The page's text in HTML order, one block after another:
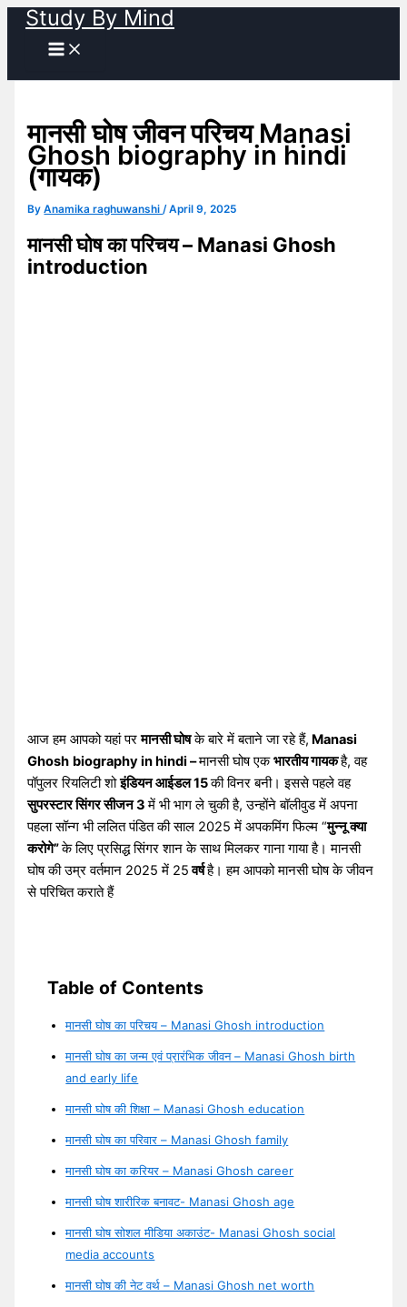
Skip
content
Study By Mind
मानसी घोष जीवन परिचय Manasi
Ghosh biography in hindi
(गायक)
ByAnamika raghuwanshi/April 9, 2025
मानसी घोष का परिचय – Manasi Ghosh
introduction
आज हम आपको यहां परमानसी घोषके बारे में बताने जा रहे हैं, Manasi
Ghosh biography in hindi –मानसी घोष एकभारतीय गायकहै, वह
पॉपुलर रियलिटी शोइंडियन आईडल 15की विनर बनी। इससे पहले वह
सुपरस्टार सिंगर सीजन 3में भी भाग ले चुकी है, उन्होंने बॉलीवुड में अपना
पहला सॉन्ग भी ललित पंडित की साल 2025 में अपकमिंग फिल्म “मुन्नू क्या
करोगे”के लिए प्रसिद्ध सिंगर शान के साथ मिलकर गाना गाया है। मानसी
घोष की उम्र वर्तमान 2025 में 25वर्षहै। हम आपको मानसी घोष के जीवन
से परिचित कराते हैं
Table of Contents
मानसी घोष का परिचय – Manasi Ghosh introduction
मानसी घोष का जन्म एवं प्रारंभिक जीवन – Manasi Ghosh birth
and early life
मानसी घोष की शिक्षा – Manasi Ghosh education
मानसी घोष का परिवार – Manasi Ghosh family
मानसी घोष का करियर – Manasi Ghosh career
मानसी घोष शारीरिक बनावट- Manasi Ghosh age
मानसी घोष सोशल मीडिया अकाउंट- Manasi Ghosh social
media accounts
मानसी घोष की नेट वर्थ – Manasi Ghosh net worth